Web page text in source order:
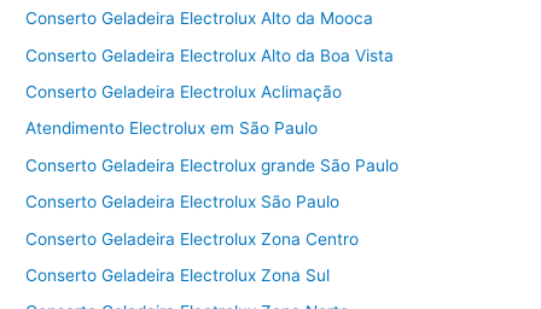
Conserto Geladeira Electrolux Alto da Mooca
Conserto Geladeira Electrolux Alto da Boa Vista
Conserto Geladeira Electrolux Aclimação
Atendimento Electrolux em São Paulo
Conserto Geladeira Electrolux grande São Paulo
Conserto Geladeira Electrolux São Paulo
Conserto Geladeira Electrolux Zona Centro
Conserto Geladeira Electrolux Zona Sul